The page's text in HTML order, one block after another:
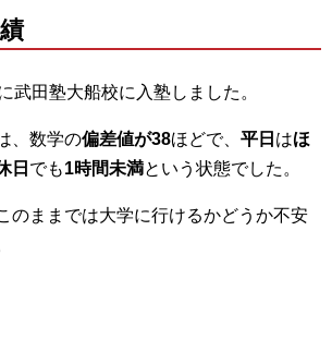
武田塾大船校に入塾しました。
、数学の偏差値が38ほどで、 平日 はほ
日 でも1時間未満という状態でした。
のままでは大学に行けるかどうか不安